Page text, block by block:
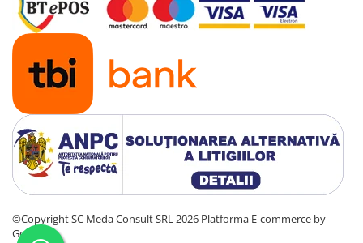
©Copyright SC Meda Consult SRL 2026 Platforma E-commerce by
Gomag